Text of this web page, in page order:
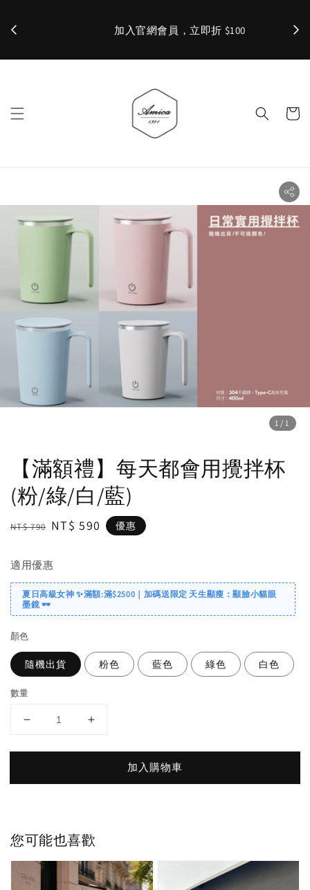
加入官網會員，立即折 $100 ✨
1 /1
【滿額禮】每天都會用攪拌杯
(粉/綠/白/藍)
Regular
NT$ 790 Sale
NT$ 590 優惠
適用優惠
夏日高級女神 ✨滿額:滿$2500｜加碼送限定 天生顯瘦：顯臉小貓眼
墨鏡 🕶️
顏色
隨機出貨 粉色 藍色 綠色 白色
數量
加入購物車
您可能也喜歡